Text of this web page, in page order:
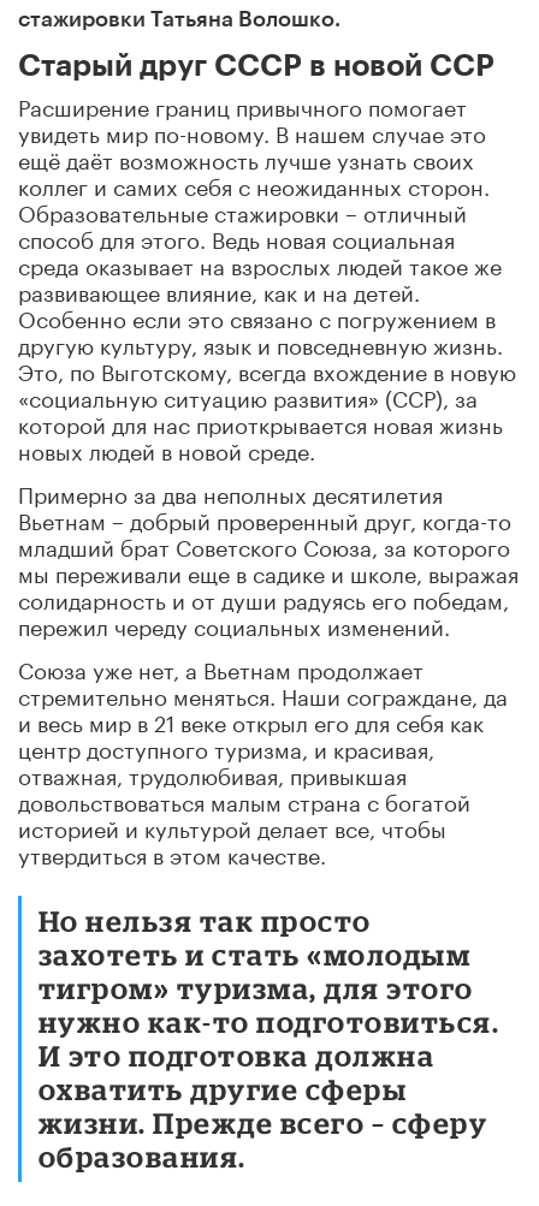
стажировки Татьяна Волошко.
Старый друг СССР в новой ССР
Расширение границ привычного помогает
увидеть мир по-новому. В нашем случае это
ещё даёт возможность лучше узнать своих
коллег и самих себя с неожиданных сторон.
Образовательные стажировки – отличный
способ для этого. Ведь новая социальная
среда оказывает на взрослых людей такое же
развивающее влияние, как и на детей.
Особенно если это связано с погружением в
другую культуру, язык и повседневную жизнь.
Это, по Выготскому, всегда вхождение в новую
«социальную ситуацию развития» (ССР), за
которой для нас приоткрывается новая жизнь
новых людей в новой среде.
Примерно за два неполных десятилетия
Вьетнам – добрый проверенный друг, когда-то
младший брат Советского Союза, за которого
мы переживали еще в садике и школе, выражая
солидарность и от души радуясь его победам,
пережил череду социальных изменений.
Союза уже нет, а Вьетнам продолжает
стремительно меняться. Наши сограждане, да
и весь мир в 21 веке открыл его для себя как
центр доступного туризма, и красивая,
отважная, трудолюбивая, привыкшая
довольствоваться малым страна с богатой
историей и культурой делает все, чтобы
утвердиться в этом качестве.
Но нельзя так просто
захотеть и стать «молодым
тигром» туризма, для этого
нужно как-то подготовиться.
И это подготовка должна
охватить другие сферы
жизни. Прежде всего – сферу
образования.